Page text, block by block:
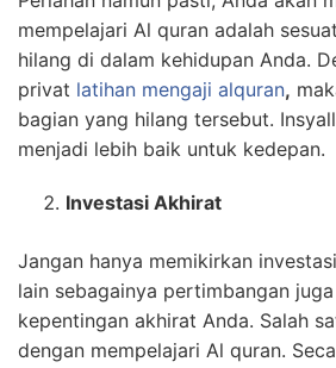
mempelajari Al quran adalah
hilang di dalam kehidupan Anda.
privat latihan mengaji alquran,
bagian yang hilang tersebut.
menjadi lebih baik untuk kedepan.
Investasi Akhirat
Jangan hanya memikirkan
lain sebagainya pertimbangan
kepentingan akhirat Anda. Salah
dengan mempelajari Al quran.